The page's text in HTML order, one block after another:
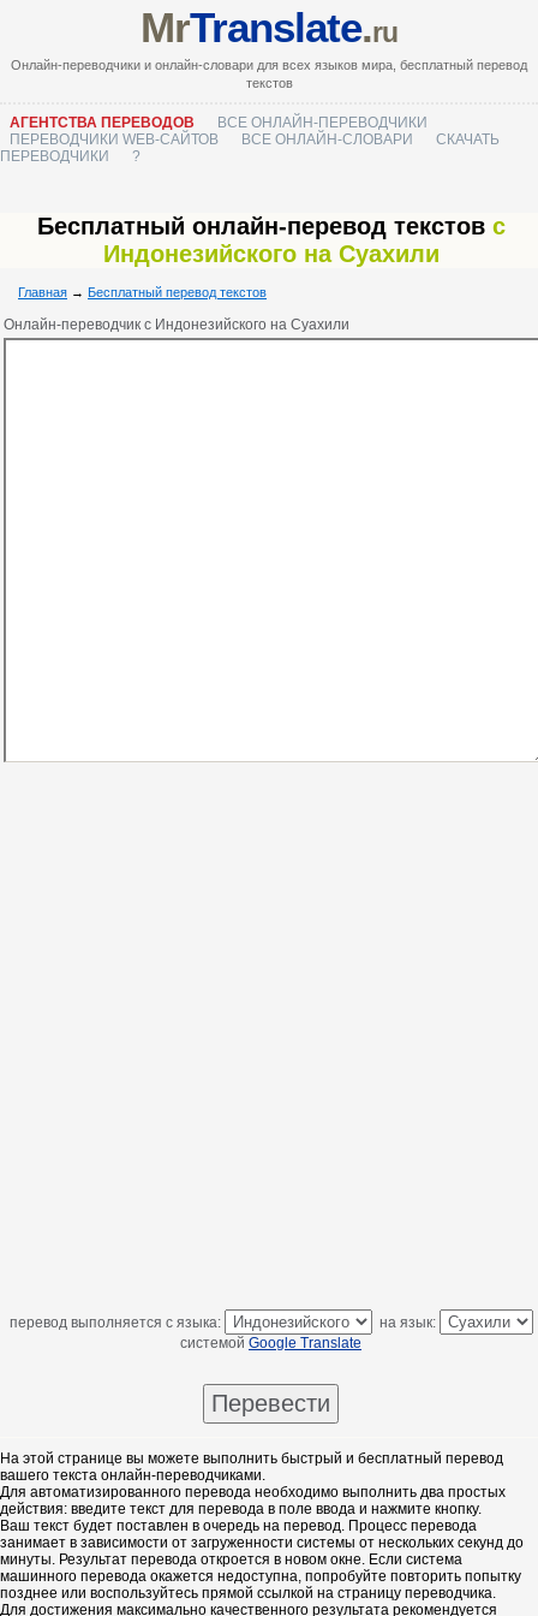
MrTranslate.ru
Онлайн-переводчики и онлайн-словари для всех языков мира, бесплатный перевод
текстов
АГЕНТСТВА ПЕРЕВОДОВ
ВСЕ ОНЛАЙН-ПЕРЕВОДЧИКИ
ПЕРЕВОДЧИКИ WEB-САЙТОВ
ВСЕ ОНЛАЙН-СЛОВАРИ
СКАЧАТЬ
ПЕРЕВОДЧИКИ
?
Бесплатный онлайн-перевод текстов с
Индонезийского на Суахили
Главная → Бесплатный перевод текстов
Онлайн-переводчик с Индонезийского на Суахили
перевод выполняется с языка:
на язык:
системой Google Translate
На этой странице вы можете выполнить быстрый и бесплатный перевод
вашего текста онлайн-переводчиками.
Для автоматизированного перевода необходимо выполнить два простых
действия: введите текст для перевода в поле ввода и нажмите кнопку.
Ваш текст будет поставлен в очередь на перевод. Процесс перевода
занимает в зависимости от загруженности системы от нескольких секунд до
минуты. Результат перевода откроется в новом окне. Если система
машинного перевода окажется недоступна, попробуйте повторить попытку
позднее или воспользуйтесь прямой ссылкой на страницу переводчика.
Для достижения максимально качественного результата рекомендуется